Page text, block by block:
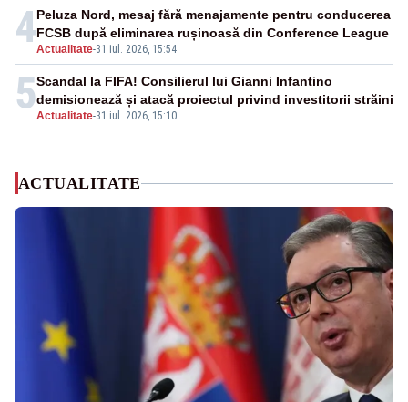
4Actualitate-31 iul. 2026, 15:54
Peluza Nord, mesaj fără menajamente pentru conducerea
FCSB după eliminarea rușinoasă din Conference League
5Actualitate-31 iul. 2026, 15:10
Scandal la FIFA! Consilierul lui Gianni Infantino
demisionează și atacă proiectul privind investitorii străini
ACTUALITATE